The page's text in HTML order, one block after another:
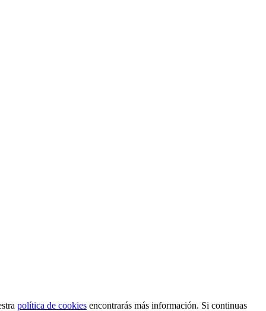
política de cookies encontrarás más información. Si continuas